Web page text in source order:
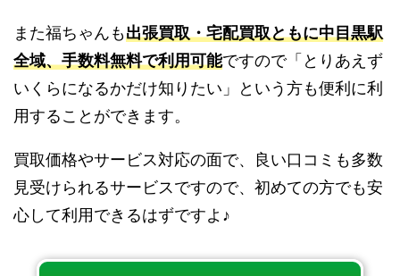
また福ちゃんも出張買取・宅配買取ともに中目黒駅
全域、手数料無料で利用可能ですので「とりあえず
いくらになるかだけ知りたい」という方も便利に利
用することができます。
買取価格やサービス対応の面で、良い口コミも多数
見受けられるサービスですので、初めての方でも安
心して利用できるはずですよ♪